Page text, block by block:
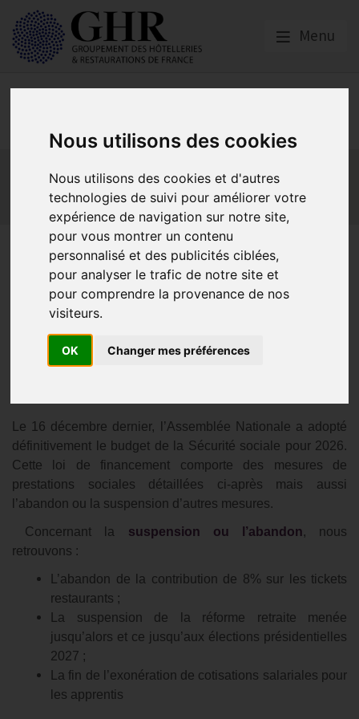
Nous utilisons des cookies
Nous utilisons des cookies et d'autres
technologies de suivi pour améliorer votre
expérience de navigation sur notre site,
pour vous montrer un contenu
personnalisé et des publicités ciblées,
pour analyser le trafic de notre site et
pour comprendre la provenance de nos
visiteurs.
OK Changer mes préférences
Menu
Les obligations liées à l’exécution du contrat de travail
Les obligations liées à l’extinction du contrat
LFSS 2026 : décryptage
simplifié des mesures
adoptées
Actualités
Le 16 décembre dernier, l’Assemblée Nationale a adopté
définitivement le budget de la Sécurité sociale pour 2026.
Cette loi de financement comporte des mesures de
prestations sociales détaillées ci-après mais aussi
l’abandon ou la suspension d’autres mesures.
Concernant la suspension ou l’abandon, nous
retrouvons :
L’abandon de la contribution de 8% sur les tickets
restaurants ;
La suspension de la réforme retraite menée
jusqu’alors et ce jusqu’aux élections présidentielles
2027 ;
La fin de l’exonération de cotisations salariales pour
les apprentis